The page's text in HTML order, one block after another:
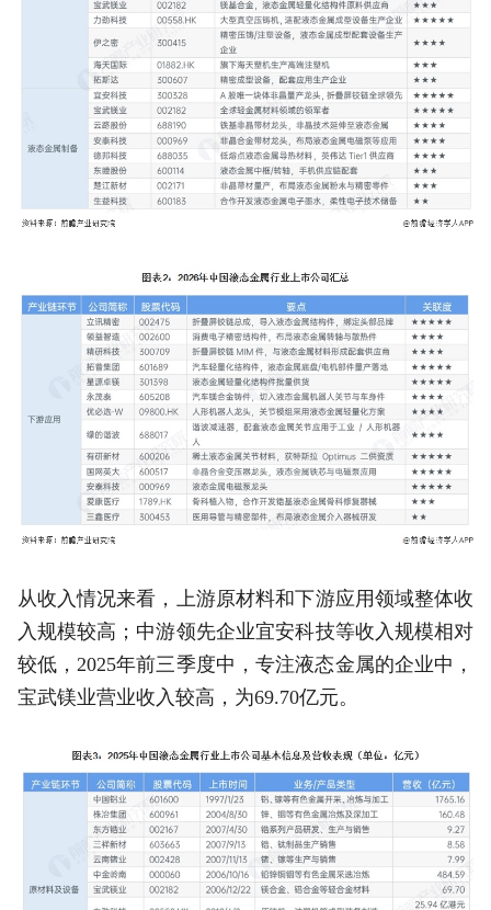
从收入情况来看，上游原材料和下游应用领域整体收
入规模较高；中游领先企业宜安科技等收入规模相对
较低，2025年前三季度中，专注液态金属的企业中，
宝武镁业营业收入较高，为69.70亿元。